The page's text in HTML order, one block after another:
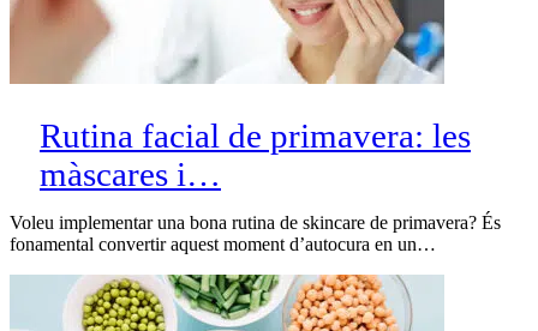
Rutina facial de primavera: les
màscares i…
Voleu implementar una bona rutina de skincare de primavera? És
fonamental convertir aquest moment d’autocura en un…